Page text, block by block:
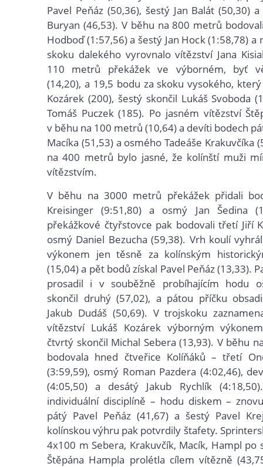
Pavel Peňáz (50,36), šestý Jan Balát (50,30)
Buryan (46,53). V běhu na 800 metrů
Hodboď (1:57,56) a šestý Jan Hock (1:58,78) a
skoku dalekého vyrovnalo vítězství Jana
110 metrů překážek ve výborném, byť
(14,20), a 19,5 bodu za skoku vysokého,
Kozárek (200), šestý skončil Lukáš Svoboda
Tomáš Puczek (185). Po jasném vítězství
v běhu na 100 metrů (10,64) a devíti bodech
Macíka (51,53) a osmého Tadeáše Krakuvčíka
na 400 metrů bylo jasné, že kolínští muži
vítězstvím.
V běhu na 3000 metrů překážek přidali
Kreisinger (9:51,80) a osmý Jan Šedina
překážkové čtyřstovce pak bodovali třetí Jiří
osmý Daniel Bezucha (59,38). Vrh koulí
výkonem jen těsně za kolínským
(15,04) a pět bodů získal Pavel Peňáz (13,33).
prosadil i v souběžně probíhajícím hodu
skončil druhý (57,02), a pátou příčku
Jakub Dudáš (50,69). V trojskoku
vítězství Lukáš Kozárek výborným
čtvrtý skončil Michal Sebera (13,93). V běhu
bodovala hned čtveřice Kolíňáků – třetí
(3:59,59), osmý Roman Pazdera (4:02,46),
(4:05,50) a desátý Jakub Rychlík
individuální disciplíně – hodu diskem –
pátý Pavel Peňáz (41,67) a šestý Pavel
kolínskou výhru pak potvrdily štafety.
4x100 m Sebera, Krakuvčík, Macík, Hampl po
Štěpána Hampla prolétla cílem vítězně